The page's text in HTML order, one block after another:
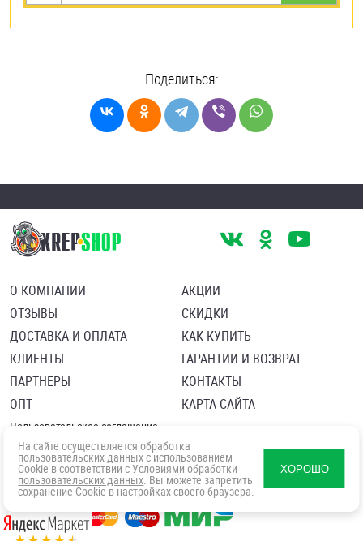
Поделиться:
О КОМПАНИИ
ОТЗЫВЫ
ДОСТАВКА И ОПЛАТА
КЛИЕНТЫ
ПАРТНЕРЫ
ОПТ
АКЦИИ
СКИДКИ
КАК КУПИТЬ
ГАРАНТИИ И ВОЗВРАТ
КОНТАКТЫ
КАРТА САЙТА
Пользовательское соглашение
Политика в отношении обработки персональных данных
Согласие посетителя сайта на обработку персональных данны
На сайте осуществляется обработка
пользовательских данных с использованием
Cookie в соответствии с Условиями обработки
пользовательских данных. Вы можете запретить
сохранение Cookie в настройках своего браузера.
ХОРОШО